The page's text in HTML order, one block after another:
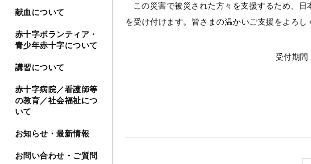
献血について
赤十字ボランティア・
青少年赤十字について
講習について
赤十字病院／看護師等
の教育／社会福祉につ
いて
お知らせ・最新情報
お問い合わせ・ご質問
この災害で被災された方々を支援するため、
を受け付けます。皆さまの温かいご支援をよろし
受付期間